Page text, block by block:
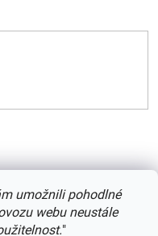
umožnili pohodlné
webu neustále
"